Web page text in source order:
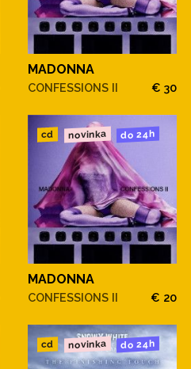
MADONNA
CONFESSIONS II € 30
cd novinka do 24h
MADONNA
CONFESSIONS II € 20
cd novinka do 24h